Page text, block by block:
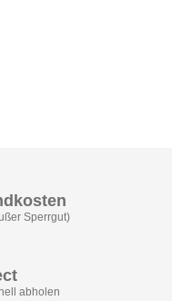
Sperrgut)
abholen